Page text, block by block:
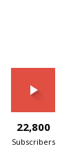
22,800
Subscribers